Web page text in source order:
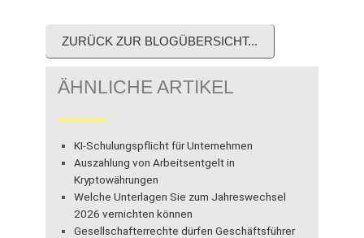
ZURÜCK ZUR BLOGÜBERSICHT...
ÄHNLICHE ARTIKEL
KI-Schulungspflicht für Unternehmen
Auszahlung von Arbeitsentgelt in
Kryptowährungen
Welche Unterlagen Sie zum Jahreswechsel
2026 vernichten können
Gesellschafterrechte dürfen Geschäftsführer